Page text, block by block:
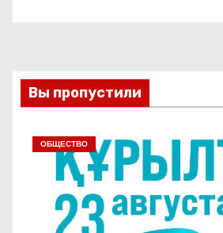
Вы пропустили
ОБЩЕСТВО